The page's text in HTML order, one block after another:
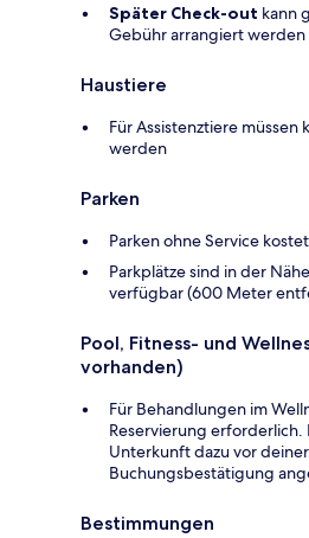
Später Check-out kann
Gebühr arrangiert
Haustiere
Für Assistenztiere
werden
Parken
Parken ohne Service
Parkplätze sind in der
verfügbar (600 Meter
Pool, Fitness- und
vorhanden)
Für Behandlungen im
Reservierung
Unterkunft dazu vor
Buchungsbestätigung
Bestimmungen